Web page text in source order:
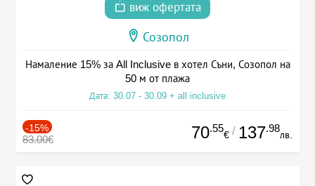
виж офертата
Созопол
Намаление 15% за All Inclusive в хотел Съни, Созопол на
50 м от плажа
Дата: 30.07 - 30.09 + all inclusive
-15%
83.00€ 70.55
€ / 137.98
лв.